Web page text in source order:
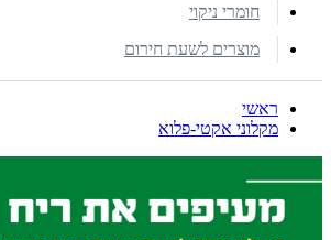
חומרי ניקוי
מוצרים לשעת חירום
ראשי
מקלוני אקטי-פלוא